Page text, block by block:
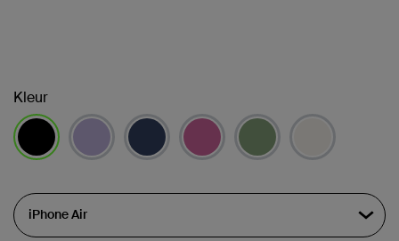
Kleur